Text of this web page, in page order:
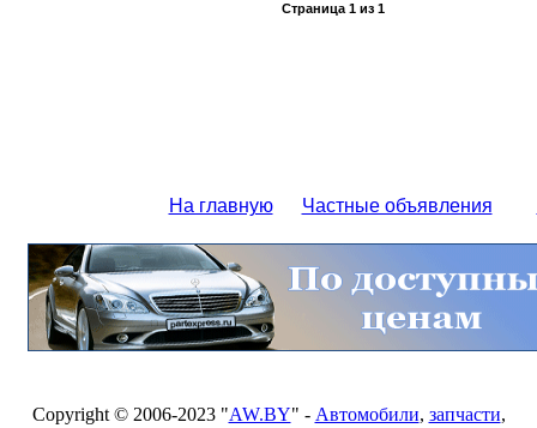
Страница 1из 1
На главную Частные объявления
Copyright © 2006-2023 "AW.BY" - Автомобили, запчасти,